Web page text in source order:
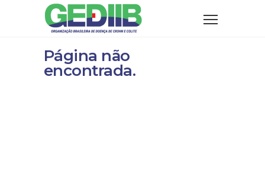
Página não
encontrada.